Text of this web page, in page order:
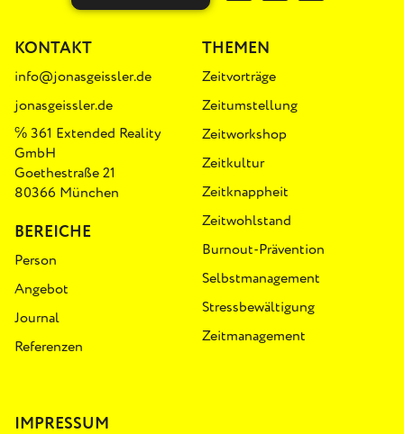
BEREICHE
Person
Angebot
Journal
Referenzen
KONTAKT
info@jonasgeissler.de
jonasgeissler.de
℅ 361 Extended Reality
GmbH
Goethestraße 21
80366 München
THEMEN
Zeitvorträge
Zeitumstellung
Zeitworkshop
Zeitkultur
Zeitknappheit
Zeitwohlstand
Burnout-Prävention
Selbstmanagement
Stressbewältigung
Zeitmanagement
IMPRESSUM